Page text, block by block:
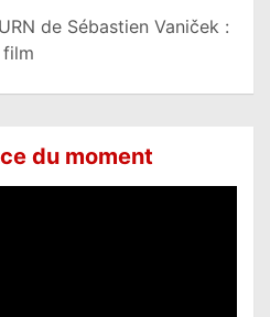
de Sébastien Vaniček :
du moment